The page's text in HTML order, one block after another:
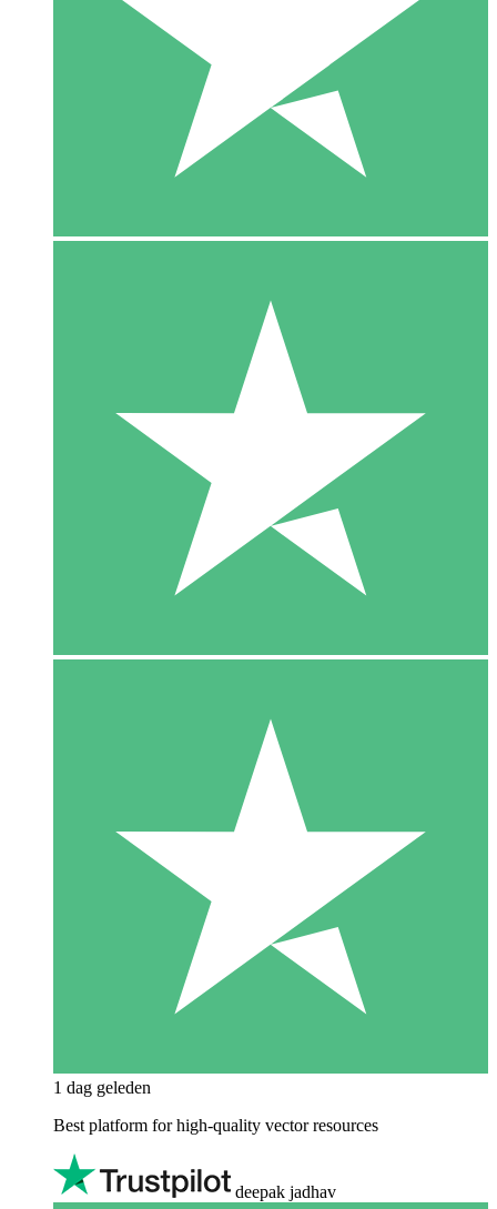
1 dag geleden
Best platform for high-quality vector resources
deepak jadhav